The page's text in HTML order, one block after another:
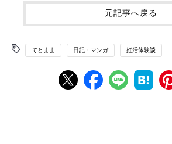
元記事へ戻る
てとまま 日記・マンガ 妊活体験談